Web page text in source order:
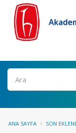
Ara
ANA SAYFA SON